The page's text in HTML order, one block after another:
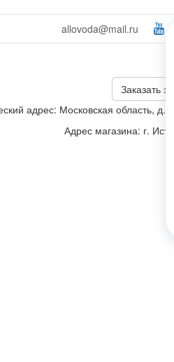
allovoda@mail.ru
Заказать
адрес: Московская область, д.
Адрес магазина: г.